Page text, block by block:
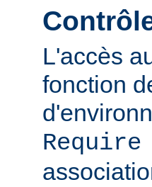
L'accès
fonction
Require